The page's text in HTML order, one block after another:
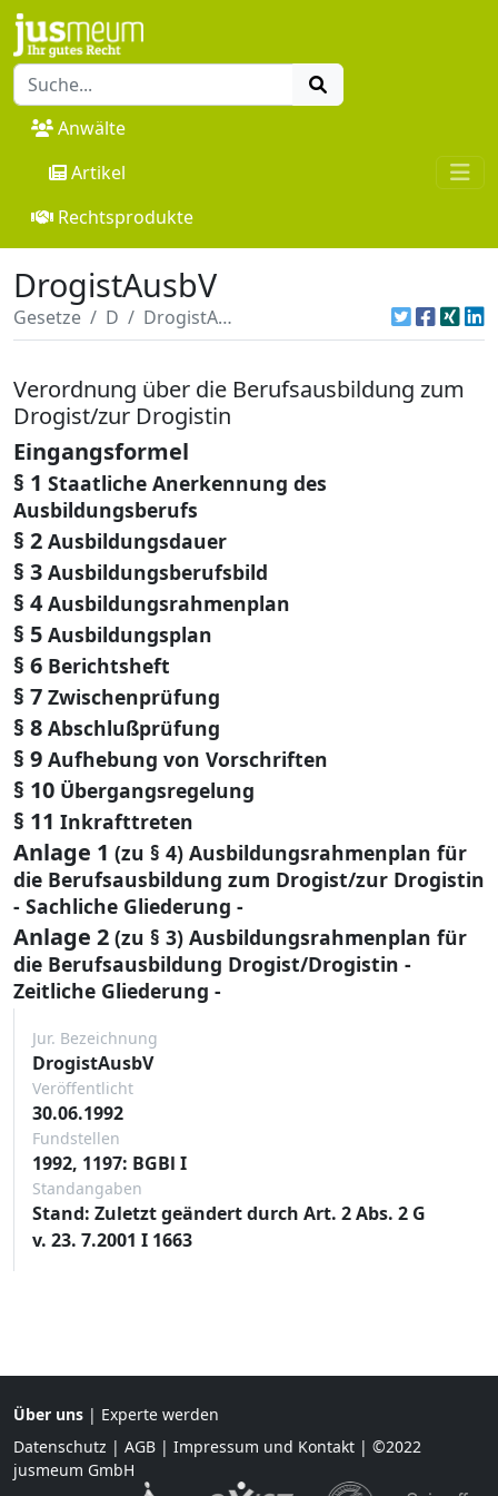
Anwälte
Artikel
Rechtsprodukte
DrogistAusbV
Gesetze D DrogistAusbV
Verordnung über die Berufsausbildung zum
Drogist/zur Drogistin
Eingangsformel
§ 1 Staatliche Anerkennung des
Ausbildungsberufs
§ 2 Ausbildungsdauer
§ 3 Ausbildungsberufsbild
§ 4 Ausbildungsrahmenplan
§ 5 Ausbildungsplan
§ 6 Berichtsheft
§ 7 Zwischenprüfung
§ 8 Abschlußprüfung
§ 9 Aufhebung von Vorschriften
§ 10 Übergangsregelung
§ 11 Inkrafttreten
Anlage 1 (zu § 4) Ausbildungsrahmenplan für
die Berufsausbildung zum Drogist/zur Drogistin
- Sachliche Gliederung -
Anlage 2 (zu § 3) Ausbildungsrahmenplan für
die Berufsausbildung Drogist/Drogistin -
Zeitliche Gliederung -
Jur. Bezeichnung
DrogistAusbV
Veröffentlicht
30.06.1992
Fundstellen
1992, 1197: BGBl I
Standangaben
Stand: Zuletzt geändert durch Art. 2 Abs. 2 G
v. 23. 7.2001 I 1663
Über uns | Experte werden
Datenschutz | AGB | Impressum und Kontakt | ©2022
jusmeum GmbH